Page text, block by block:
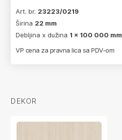
Art. br. 23223/0219
Širina 22 mm
Debljina x dužina 1 x 100 000 mm
VP cena za pravna lica sa PDV-om
DEKOR